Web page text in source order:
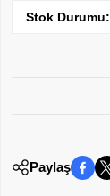
Stok Durumu:
Paylaş